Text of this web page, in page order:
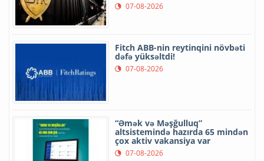
07-08-2026
Fitch ABB-nin reytinqini növbəti
dəfə yüksəltdi!
07-08-2026
“Əmək və Məşğulluq”
altsistemində hazırda 65 mindən
çox aktiv vakansiya var
07-08-2026